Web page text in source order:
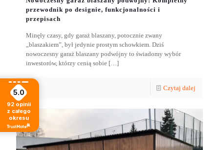
przewodnik po designie, funkcjonalności i
przepisach
Minęły czasy, gdy garaż blaszany, potocznie zwany
„blaszakiem”, był jedynie prostym schowkiem. Dziś
nowoczesny garaż blaszany podwójny to świadomy wybór
inwestorów, którzy cenią sobie […]
Czytaj dalej
5.0
92 opinii
z całego
okresu